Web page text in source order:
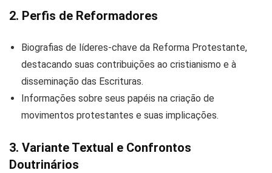
2. Perfis de Reformadores
Biografias de líderes-chave da Reforma Protestante,
destacando suas contribuições ao cristianismo e à
disseminação das Escrituras.
Informações sobre seus papéis na criação de
movimentos protestantes e suas implicações.
3. Variante Textual e Confrontos
Doutrinários